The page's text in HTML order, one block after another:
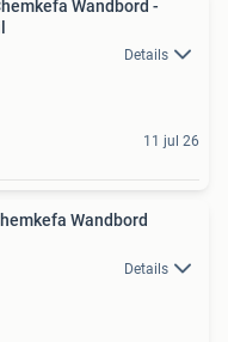
Wandbord -
Details
11 jul 26
Wandbord
Details